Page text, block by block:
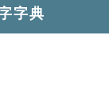
字典